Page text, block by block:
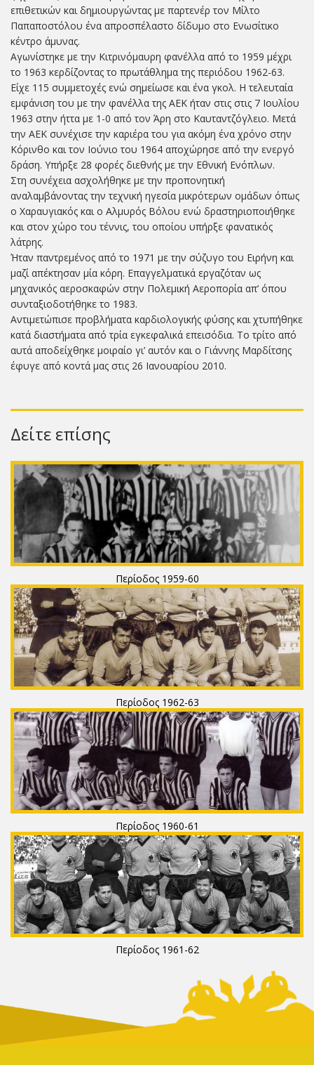
επιθετικών και δημιουργώντας με παρτενέρ τον Μίλτο
Παπαποστόλου ένα απροσπέλαστο δίδυμο στο Ενωσίτικο
κέντρο άμυνας.
Αγωνίστηκε με την Κιτρινόμαυρη φανέλλα από το 1959 μέχρι
το 1963 κερδίζοντας το πρωτάθλημα της περιόδου 1962-63.
Είχε 115 συμμετοχές ενώ σημείωσε και ένα γκολ. Η τελευταία
εμφάνιση του με την φανέλλα της ΑΕΚ ήταν στις στις 7 Ιουλίου
1963 στην ήττα με 1-0 από τον Άρη στο Καυταντζόγλειο. Μετά
την ΑΕΚ συνέχισε την καριέρα του για ακόμη ένα χρόνο στην
Κόρινθο και τον Ιούνιο του 1964 αποχώρησε από την ενεργό
δράση. Υπήρξε 28 φορές διεθνής με την Εθνική Ενόπλων.
Στη συνέχεια ασχολήθηκε με την προπονητική
αναλαμβάνοντας την τεχνική ηγεσία μικρότερων ομάδων όπως
ο Χαραυγιακός και ο Αλμυρός Βόλου ενώ δραστηριοποιήθηκε
και στον χώρο του τέννις, του οποίου υπήρξε φανατικός
λάτρης.
Ήταν παντρεμένος από το 1971 με την σύζυγο του Ειρήνη και
μαζί απέκτησαν μία κόρη. Επαγγελματικά εργαζόταν ως
μηχανικός αεροσκαφών στην Πολεμική Αεροπορία απ’ όπου
συνταξιοδοτήθηκε το 1983.
Αντιμετώπισε προβλήματα καρδιολογικής φύσης και χτυπήθηκε
κατά διαστήματα από τρία εγκεφαλικά επεισόδια. Το τρίτο από
αυτά αποδείχθηκε μοιραίο γι’ αυτόν και ο Γιάννης Μαρδίτσης
έφυγε από κοντά μας στις 26 Ιανουαρίου 2010.
Δείτε επίσης
Περίοδος 1959-60
Περίοδος 1962-63
Περίοδος 1960-61
Περίοδος 1961-62